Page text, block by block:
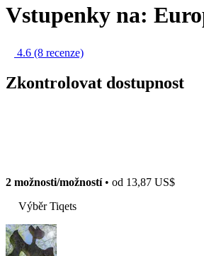
Vstupenky na:
4.6 (8 recenze)
Zkontrolovat dostupnost
2 možnosti/možností• od 13,87 US$
Výběr Tiqets